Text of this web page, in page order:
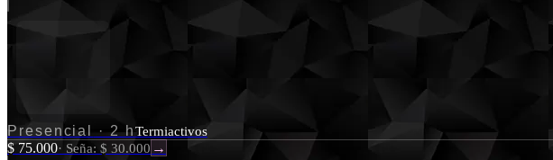
Presencial · 2 hTermiactivos
$ 75.000· Seña: $ 30.000 →